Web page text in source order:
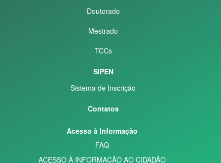
Doutorado
Mestrado
TCCs
SIPEN
Sistema de Inscrição
Contatos
Acesso à Informação
FAQ
ACESSO À INFORMAÇÃO AO CIDADÃO